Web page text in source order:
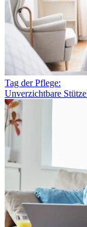
Tag der Pflege:
Unverzichtbare